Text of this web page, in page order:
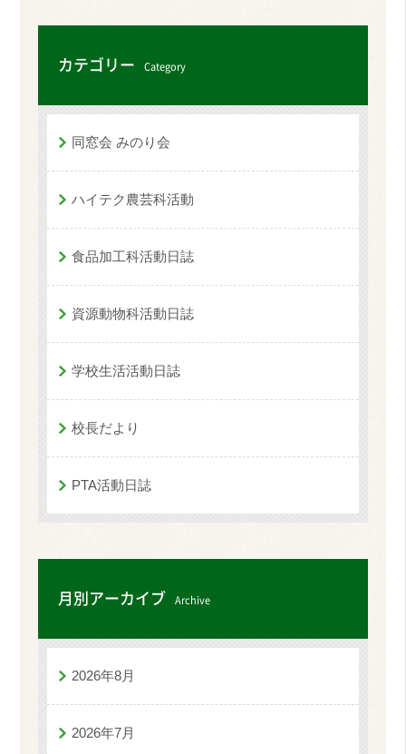
カテゴリー Category
同窓会 みのり会
ハイテク農芸科活動
食品加工科活動日誌
資源動物科活動日誌
学校生活活動日誌
校長だより
PTA活動日誌
月別アーカイブ Archive
2026年8月
2026年7月